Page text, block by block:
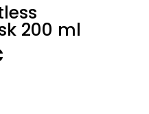
200 ml
El